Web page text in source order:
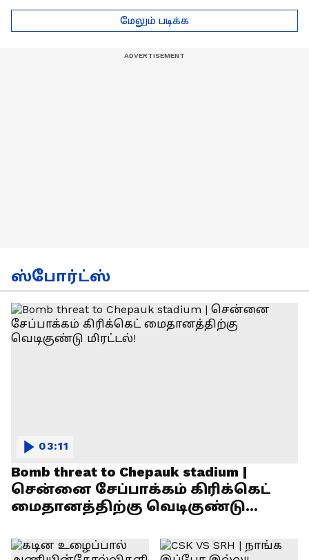
திருச்சியில்
மு.க.ஸ்டாலின் உறுதி!
கோலாகலம்!
மேலும் படிக்க
ஸ்போர்ட்ஸ்
Bomb threat to Chepauk stadium |
சென்னை சேப்பாக்கம் கிரிக்கெட்
மைதானத்திற்கு வெடிகுண்டு
03:11